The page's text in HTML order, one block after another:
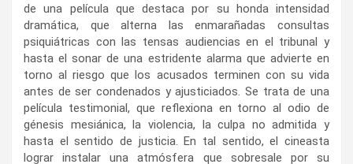
de una película que destaca por su honda intensidad
dramática, que alterna las enmarañadas consultas
psiquiátricas con las tensas audiencias en el tribunal y
hasta el sonar de una estridente alarma que advierte en
torno al riesgo que los acusados terminen con su vida
antes de ser condenados y ajusticiados. Se trata de una
película testimonial, que reflexiona en torno al odio de
génesis mesiánica, la violencia, la culpa no admitida y
hasta el sentido de justicia. En tal sentido, el cineasta
lograr instalar una atmósfera que sobresale por su